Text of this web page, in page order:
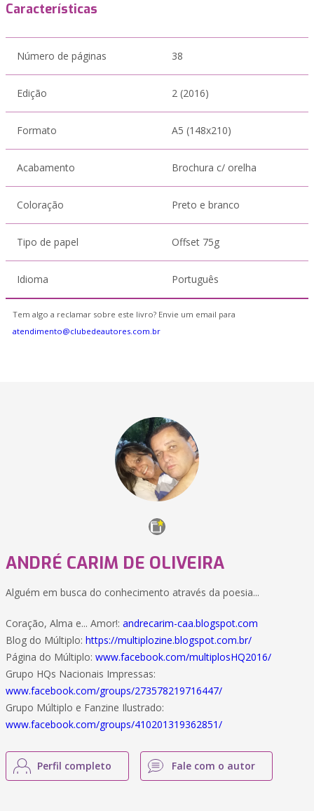
Características
Número de páginas 38
Edição 2 (2016)
Formato A5 (148x210)
Acabamento Brochura c/ orelha
Coloração Preto e branco
Tipo de papel Offset 75g
Idioma Português
Tem algo a reclamar sobre este livro? Envie um email para
atendimento@clubedeautores.com.br
ANDRÉ CARIM DE OLIVEIRA
Alguém em busca do conhecimento através da poesia...
Coração, Alma e... Amor!: andrecarim-caa.blogspot.com
Blog do Múltiplo: https://multiplozine.blogspot.com.br/
Página do Múltiplo: www.facebook.com/multiplosHQ2016/
Grupo HQs Nacionais Impressas:
www.facebook.com/groups/273578219716447/
Grupo Múltiplo e Fanzine Ilustrado:
www.facebook.com/groups/410201319362851/
Perfil completo Fale com o autor